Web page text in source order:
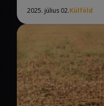
2025. július 02.Külföld